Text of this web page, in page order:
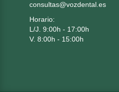
consultas@vozdental.es
Horario:
L/J. 9:00h - 17:00h
V. 8:00h - 15:00h